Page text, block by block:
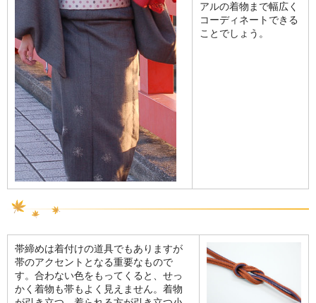
アルの着物まで幅広く
コーディネートできる
ことでしょう。
帯締めは着付けの道具でもありますが
帯のアクセントとなる重要なもので
す。合わない色をもってくると、せっ
かく着物も帯もよく見えません。着物